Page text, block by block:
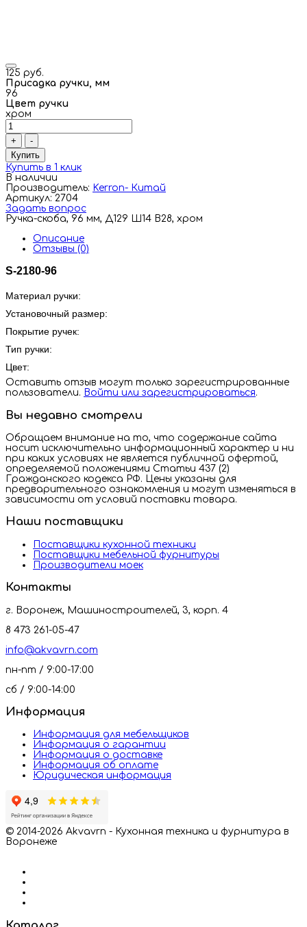
125 руб.
Присадка ручки, мм
96
Цвет ручки
хром
+
-
Купить
Купить в 1 клик
В наличии
Производитель: Kerron- Китай
Артикул: 2704
Задать вопрос
Ручка-скоба, 96 мм, Д129 Ш14 В28, хром
Описание
Отзывы (0)
S-2180-96
Материал ручки:
Установочный размер:
Покрытие ручек:
Тип ручки:
Цвет:
Оставить отзыв могут только зарегистрированные
пользователи. Войти или зарегистрироваться.
Вы недавно смотрели
Обращаем внимание на то, что содержание сайта
носит исключительно информационный характер и ни
при каких условиях не является публичной офертой,
определяемой положениями Статьи 437 (2)
Гражданского кодекса РФ. Цены указаны для
предварительного ознакомления и могут изменяться в
зависимости от условий поставки товара.
Наши поставщики
Поставщики кухонной техники
Поставщики мебельной фурнитуры
Производители моек
Контакты
г. Воронеж, Машиностроителей, 3, корп. 4
8 473 261-05-47
info@akvavrn.com
пн-пт / 9:00-17:00
сб / 9:00-14:00
Информация
Информация для мебельщиков
Информация о гарантии
Информация о доставке
Информация об оплате
Юридическая информация
© 2014-2026 Akvavrn - Кухонная техника и фурнитура в
Воронеже